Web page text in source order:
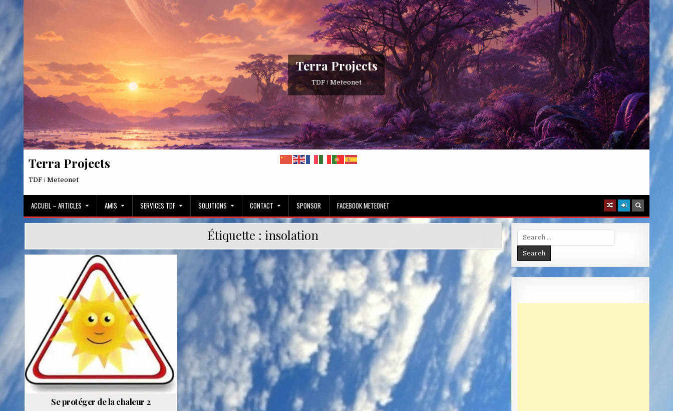
content
Terra Projects
TDF / Meteonet
Terra Projects
TDF / Meteonet
ACCUEIL – ARTICLES AMIS SERVICES TDF SOLUTIONS CONTACT SPONSOR FACEBOOK METEONET
Étiquette : insolation
Posted
in
Se protéger de la chaleur 2
Search
for: